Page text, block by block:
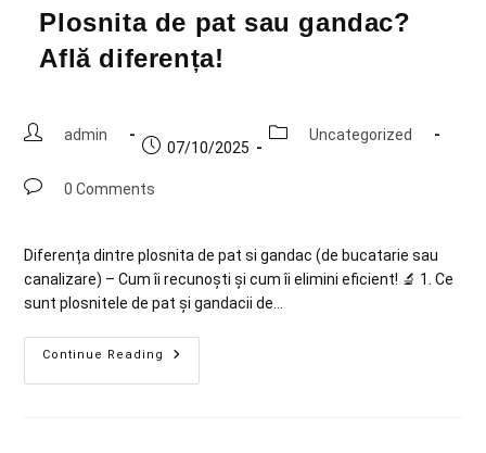
Plosnita de pat sau gandac?
Află diferența!
admin
07/10/2025
Uncategorized
0 Comments
Diferența dintre plosnita de pat si gandac (de bucatarie sau
canalizare) – Cum îi recunoști și cum îi elimini eficient! 🔬 1. Ce
sunt plosnitele de pat și gandacii de…
Continue Reading